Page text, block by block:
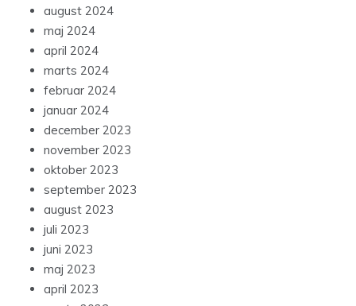
august 2024
maj 2024
april 2024
marts 2024
februar 2024
januar 2024
december 2023
november 2023
oktober 2023
september 2023
august 2023
juli 2023
juni 2023
maj 2023
april 2023